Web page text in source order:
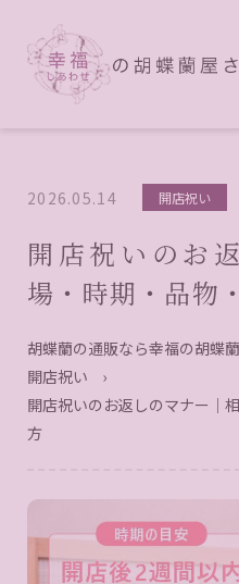
2026.05.14 開店祝い
開店祝いのお
場・時期・品物
胡蝶蘭の通販なら幸福の胡蝶
開店祝い
›
開店祝いのお返しのマナー｜
方